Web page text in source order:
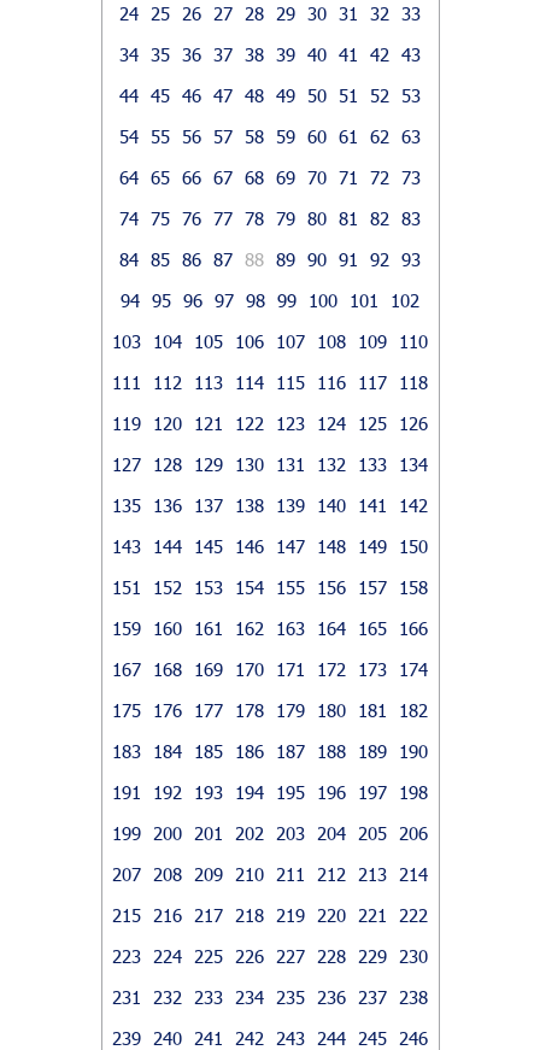
24
25 26 27 28 29 30 31 32
33
34 35 36 37 38 39 40 41 42
43
44 45 46 47 48 49 50 51 52
53
54 55 56 57 58 59 60 61 62
63
64 65 66 67 68 69 70 71 72
73
74 75 76 77 78 79 80 81 82
83
84 85 86 87 88 89 90 91 92
93
94 95 96 97 98 99 100 101
102
103
104 105 106 107 108 109
110
111
112 113 114 115 116 117
118
119
120 121 122 123 124 125
126
127
128 129 130 131 132 133
134
135
136 137 138 139 140 141
142
143
144 145 146 147 148 149
150
151
152 153 154 155 156 157
158
159
160 161 162 163 164 165
166
167
168 169 170 171 172 173
174
175
176 177 178 179 180 181
182
183
184 185 186 187 188 189
190
191
192 193 194 195 196 197
198
199
200 201 202 203 204 205
206
207
208 209 210 211 212 213
214
215
216 217 218 219 220 221
222
223
224 225 226 227 228 229
230
231
232 233 234 235 236 237
238
239
240 241 242 243 244 245
246